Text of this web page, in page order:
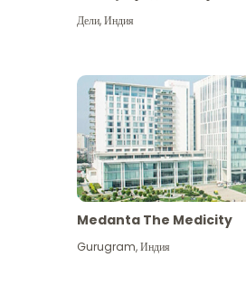
Дели,Индия
Medanta The Medicity
Gurugram,Индия